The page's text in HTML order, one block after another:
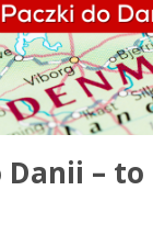
Danii –